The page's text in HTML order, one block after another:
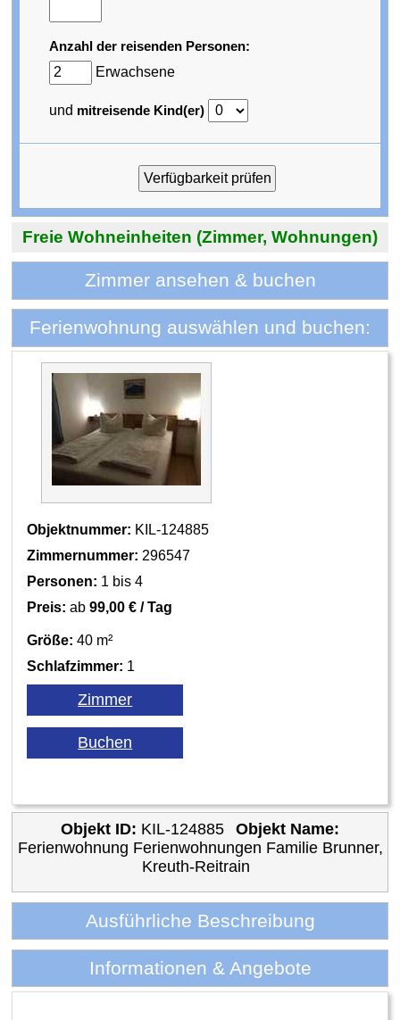
Anzahl der reisenden Personen:
Erwachsene
und mitreisende Kind(er)
Freie Wohneinheiten (Zimmer, Wohnungen)
Zimmer ansehen & buchen
Ferienwohnung auswählen und buchen:
Objektnummer: KIL-124885
Zimmernummer: 296547
Personen: 1 bis 4
Preis: ab99,00 € / Tag
Größe: 40 m²
Schlafzimmer: 1
Objekt ID: KIL-124885
Objekt Name:
Ferienwohnung Ferienwohnungen Familie Brunner,
Kreuth-Reitrain
Ausführliche Beschreibung
Informationen & Angebote